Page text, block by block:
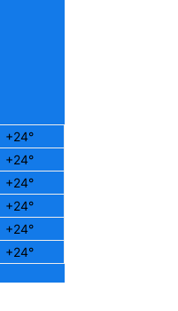
+24°
+24°
+24°
+24°
+24°
+24°